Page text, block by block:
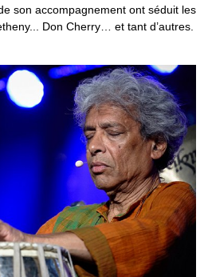
son accompagnement ont séduit les
Don Cherry… et tant d’autres.